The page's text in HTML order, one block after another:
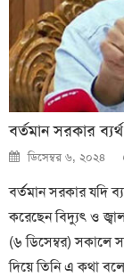
বর্তমান সরকার
Posted
on
ডিসেম্বর ৬, ২০২৪
বর্তমান সরকার যদি
করেছেন বিদ্যুৎ ও
(৬ ডিসেম্বর) সকালে
দিয়ে তিনি এ কথা